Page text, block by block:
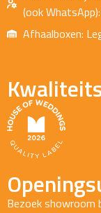
(ook
Afhaalboxen:
Bezoek showroom